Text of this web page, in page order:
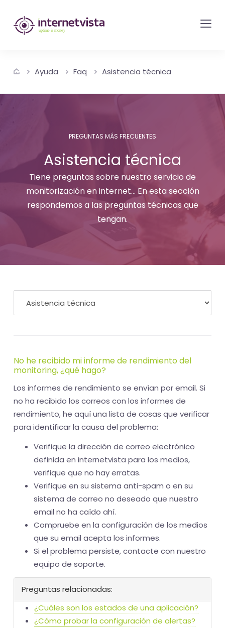
Monitorización
de
-
control
del
servicios
de
Internet
tiempo
es
oro
Ayuda Faq Asistencia técnica
PREGUNTAS MÁS FRECUENTES
Asistencia técnica
Tiene preguntas sobre nuestro servicio de
monitorización en internet... En esta sección
respondemos a las preguntas técnicas que
tengan.
No he recibido mi informe de rendimiento del
monitoring, ¿qué hago?
Los informes de rendimiento se envían por email. Si
no ha recibido los correos con los informes de
rendimiento, he aquí una lista de cosas que verificar
para identificar la causa del problema:
Verifique la dirección de correo electrónico
definida en internetvista para los medios,
verifique que no hay erratas.
Verifique en su sistema anti-spam o en su
sistema de correo no deseado que nuestro
email no ha caído ahí.
Compruebe en la configuración de los medios
que su email acepta los informes.
Si el problema persiste, contacte con nuestro
equipo de soporte.
Preguntas relacionadas:
¿Cuáles son los estados de una aplicación?
¿Cómo probar la configuración de alertas?